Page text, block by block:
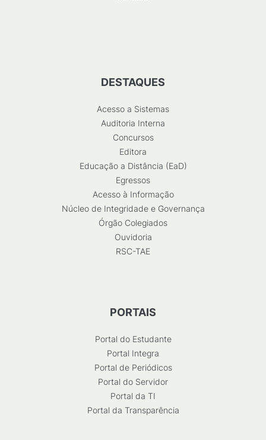
DESTAQUES
Acesso a Sistemas
Auditoria Interna
Concursos
Editora
Educação a Distância (EaD)
Egressos
Acesso à Informação
Núcleo de Integridade e Governança
Órgão Colegiados
Ouvidoria
RSC-TAE
PORTAIS
Portal do Estudante
Portal Integra
Portal de Periódicos
Portal do Servidor
Portal da TI
Portal da Transparência